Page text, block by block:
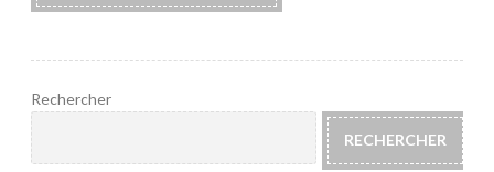
Rechercher
RECHERCHER